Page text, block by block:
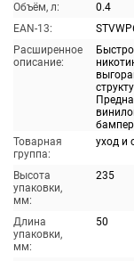
Объём, л:
0.4
EAN-13:
Расширенное
описание:
Товарная
группа:
уход и
Высота
упаковки,
мм:
235
Длина
упаковки,
мм:
50